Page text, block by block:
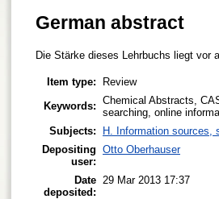
German abstract
Die Stärke dieses Lehrbuchs liegt vor
Item type:
Review
Keywords: Chemical Abstracts,
searching, online
Subjects:
H. Information sources,
Depositing
user:
Otto Oberhauser
Date
deposited:
29 Mar 2013 17:37